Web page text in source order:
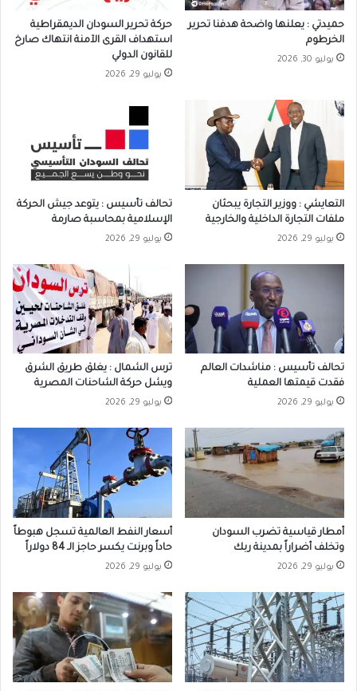
حميدتي : يعلنها واضحة هدفنا تحرير
الخرطوم
يوليو 30, 2026
حركة تحرير السودان الديمقراطية
استهداف القرى الآمنة انتهاك صارخ
للقانون الدولي
يوليو 29, 2026
التعايشي : ووزير التجارة يبحثان
ملفات التجارة الداخلية والخارجية
يوليو 29, 2026
تحالف تأسيس : يتوعد جيش الحركة
الإسلامية بمحاسبة صارمة
يوليو 29, 2026
تحالف تأسيس : مناشدات العالم
فقدت قيمتها العملية
يوليو 29, 2026
ترس الشمال : يغلق طريق الشرق
ويشل حركة الشاحنات المصرية
يوليو 29, 2026
أمطار قياسية تضرب السودان
وتخلف أضراراً بمدينة ربك
يوليو 29, 2026
أسعار النفط العالمية تسجل هبوطاً
حاداً وبرنت يكسر حاجز الـ 84 دولاراً
يوليو 29, 2026